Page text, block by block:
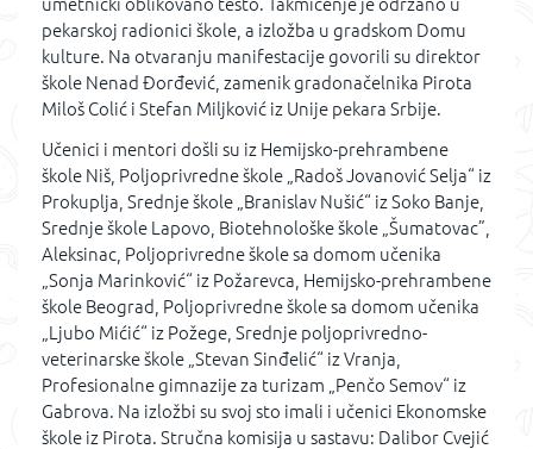
pekarskoj radionici škole, a izložba u gradskom Domu
kulture. Na otvaranju manifestacije govorili su direktor
škole Nenad Đorđević, zamenik gradonačelnika Pirota
Miloš Colić i Stefan Miljković iz Unije pekara Srbije.
Učenici i mentori došli su iz Hemijsko-prehrambene
škole Niš, Poljoprivredne škole „Radoš Jovanović Selja“ iz
Prokuplja, Srednje škole „Branislav Nušić“ iz Soko Banje,
Srednje škole Lapovo, Biotehnološke škole „Šumatovac”,
Aleksinac, Poljoprivredne škole sa domom učenika
„Sonja Marinković“ iz Požarevca, Hemijsko-prehrambene
škole Beograd, Poljoprivredne škole sa domom učenika
„Ljubo Mićić“ iz Požege, Srednje poljoprivredno-
veterinarske škole „Stevan Sinđelić“ iz Vranja,
Profesionalne gimnazije za turizam „Penčo Semov“ iz
Gabrova. Na izložbi su svoj sto imali i učenici Ekonomske
škole iz Pirota. Stručna komisija u sastavu: Dalibor Cvejić